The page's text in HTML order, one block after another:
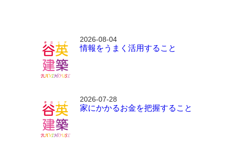
2026-08-04
情報をうまく活用すること
2026-07-28
家にかかるお金を把握すること